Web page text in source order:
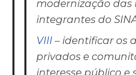
modernização das
integrantes do
VIII – identificar os
privados e
interesse público e